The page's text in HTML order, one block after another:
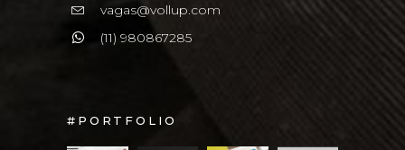
vagas@vollup.com
(11) 980867285
#PORTFOLIO